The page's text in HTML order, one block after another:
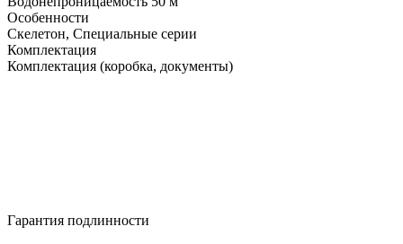
Особенности
Скелетон, Специальные серии
Комплектация
Комплектация (коробка, документы)
Гарантия подлинности